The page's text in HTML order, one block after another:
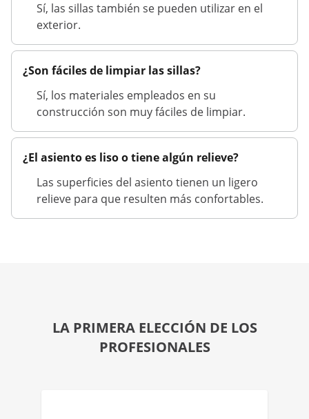
Sí, las sillas también se pueden utilizar en el
exterior.
¿Son fáciles de limpiar las sillas?
Sí, los materiales empleados en su
construcción son muy fáciles de limpiar.
¿El asiento es liso o tiene algún relieve?
Las superficies del asiento tienen un ligero
relieve para que resulten más confortables.
LA PRIMERA ELECCIÓN DE LOS
PROFESIONALES